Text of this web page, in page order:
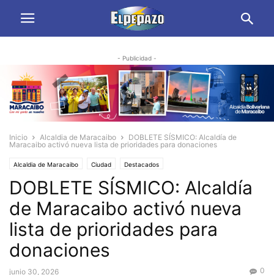
- Publicidad -
Inicio Alcaldia de Maracaibo
DOBLETE SÍSMICO: Alcaldía de
Maracaibo activó nueva lista de prioridades para donaciones
Alcaldia de Maracaibo Ciudad Destacados
DOBLETE SÍSMICO: Alcaldía
de Maracaibo activó nueva
lista de prioridades para
donaciones
junio 30, 2026 0